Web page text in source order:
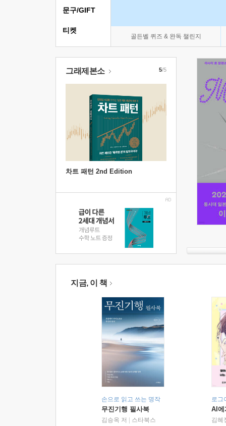
골든벨 퀴즈 & 완독 챌린지
문구/GIFT
티켓
그래제본소
차트 패턴 2nd Edition
5/5
지금, 이 책
손으로 읽고 쓰는 명작
무진기행 필사북
김승옥 저
스타북스
로그
AI에
김혜